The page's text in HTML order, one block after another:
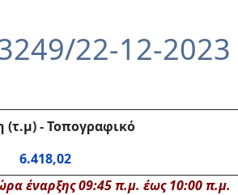
22-12-2023
(τ.μ)-Τοπογραφικό
6.418,02
έναρξης 09:45 π.μ. έως 10:00 π.μ.